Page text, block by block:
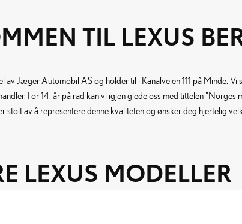
TIL LEXUS
av Jæger Automobil AS og holder til i Kanalveien 111 på Minde. Vi
For 14. år på rad kan vi igjen glede oss med tittelen
av å representere denne kvaliteten og ønsker deg hjertelig
LEXUS MODELLER